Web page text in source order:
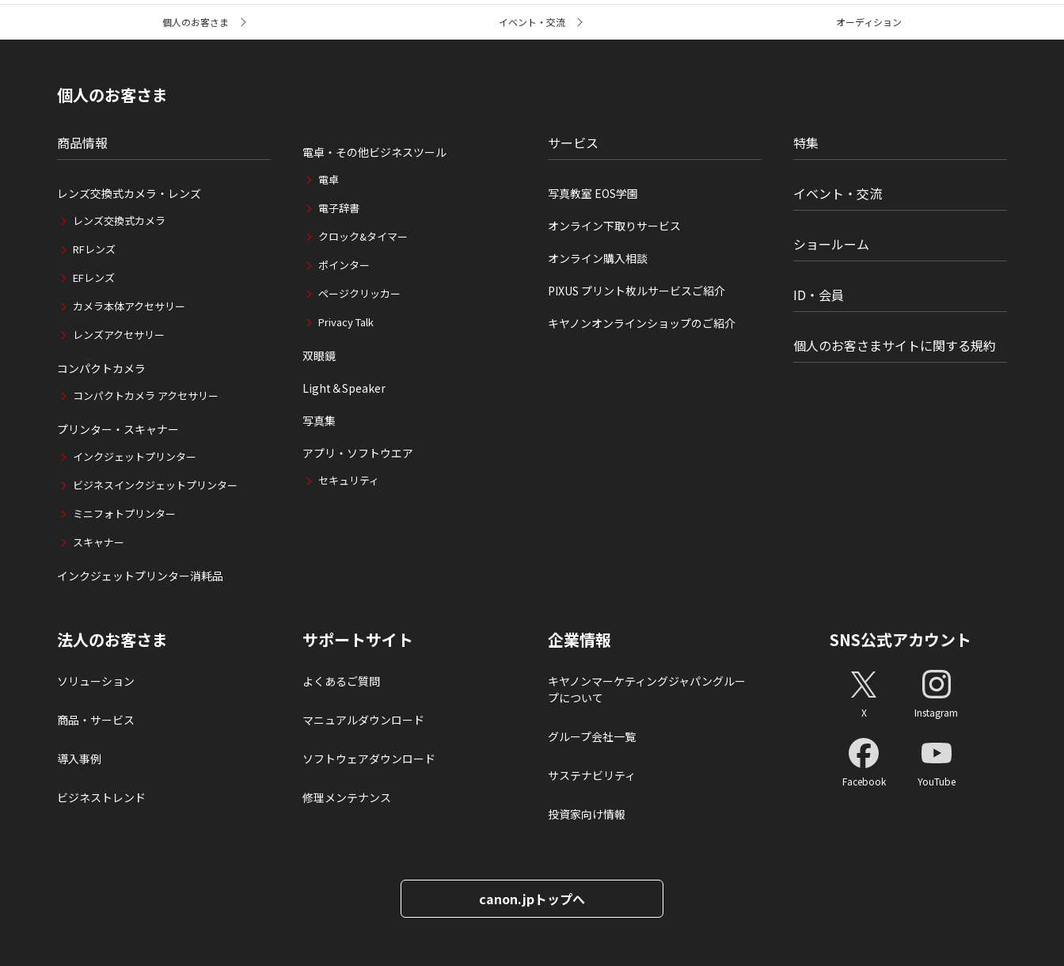
ト
個人のお客さま イベント・交流 オーディション
個人のお客さま
商品情報
レンズ交換式カメラ・レンズ
レンズ交換式カメラ
RFレンズ
EFレンズ
カメラ本体アクセサリー
レンズアクセサリー
コンパクトカメラ
コンパクトカメラ アクセサリー
プリンター・スキャナー
インクジェットプリンター
ビジネスインクジェットプリンター
ミニフォトプリンター
スキャナー
インクジェットプリンター消耗品
電卓・その他ビジネスツール
電卓
電子辞書
クロック&タイマー
ポインター
ページクリッカー
Privacy Talk
双眼鏡
Light＆Speaker
写真集
アプリ・ソフトウエア
セキュリティ
サービス
写真教室 EOS学園
オンライン下取りサービス
オンライン購入相談
PIXUS プリント枚ルサービスご紹介
キヤノンオンラインショップのご紹介
特集
イベント・交流
ショールーム
ID・会員
個人のお客さまサイトに関する規約
法人のお客さま
ソリューション
商品・サービス
導入事例
ビジネストレンド
サポートサイト
よくあるご質問
マニュアルダウンロード
ソフトウェアダウンロード
修理メンテナンス
企業情報
キヤノンマーケティングジャパングルー
プについて
グループ会社一覧
サステナビリティ
投資家向け情報
SNS公式アカウント
X Instagram
Facebook YouTube
canon.jpトップへ